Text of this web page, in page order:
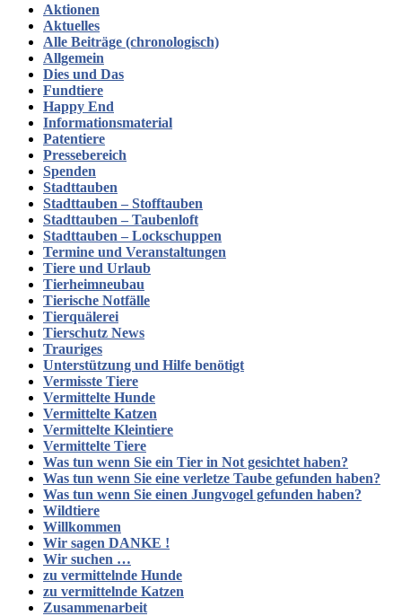
Aktionen
Aktuelles
Alle Beiträge (chronologisch)
Allgemein
Dies und Das
Fundtiere
Happy End
Informationsmaterial
Patentiere
Pressebereich
Spenden
Stadttauben
Stadttauben – Stofftauben
Stadttauben – Taubenloft
Stadttauben – Lockschuppen
Termine und Veranstaltungen
Tiere und Urlaub
Tierheimneubau
Tierische Notfälle
Tierquälerei
Tierschutz News
Trauriges
Unterstützung und Hilfe benötigt
Vermisste Tiere
Vermittelte Hunde
Vermittelte Katzen
Vermittelte Kleintiere
Vermittelte Tiere
Was tun wenn Sie ein Tier in Not gesichtet haben?
Was tun wenn Sie eine verletze Taube gefunden haben?
Was tun wenn Sie einen Jungvogel gefunden haben?
Wildtiere
Willkommen
Wir sagen DANKE !
Wir suchen …
zu vermittelnde Hunde
zu vermittelnde Katzen
Zusammenarbeit